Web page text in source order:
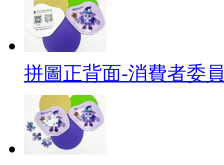
拼圖正背面-消費者委